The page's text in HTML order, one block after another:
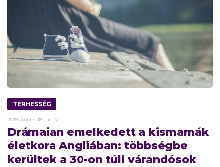
TERHESSÉG
2019. április 18. MTI
Drámaian emelkedett a kismamák
életkora Angliában: többségbe
kerültek a 30-on túli várandósok